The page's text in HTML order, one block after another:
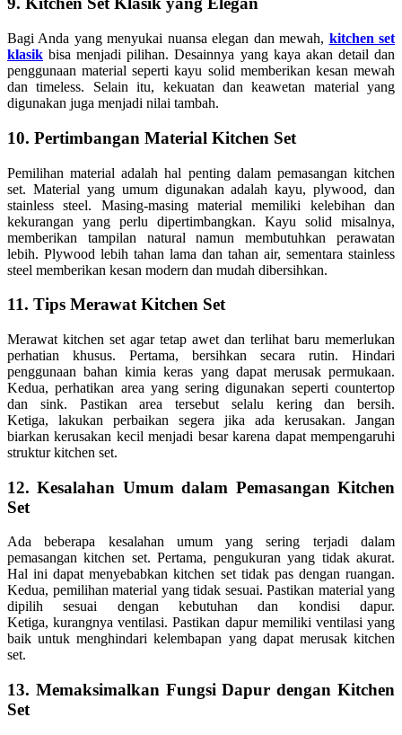
Bagi Anda yang menyukai nuansa elegan dan mewah, kitchen set
klasik bisa menjadi pilihan. Desainnya yang kaya akan detail dan
penggunaan material seperti kayu solid memberikan kesan mewah
dan timeless. Selain itu, kekuatan dan keawetan material yang
digunakan juga menjadi nilai tambah.
10. Pertimbangan Material Kitchen Set
Pemilihan material adalah hal penting dalam pemasangan kitchen
set. Material yang umum digunakan adalah kayu, plywood, dan
stainless steel. Masing-masing material memiliki kelebihan dan
kekurangan yang perlu dipertimbangkan. Kayu solid misalnya,
memberikan tampilan natural namun membutuhkan perawatan
lebih. Plywood lebih tahan lama dan tahan air, sementara stainless
steel memberikan kesan modern dan mudah dibersihkan.
11. Tips Merawat Kitchen Set
Merawat kitchen set agar tetap awet dan terlihat baru memerlukan
perhatian khusus. Pertama, bersihkan secara rutin. Hindari
penggunaan bahan kimia keras yang dapat merusak permukaan.
Kedua, perhatikan area yang sering digunakan seperti countertop
dan sink. Pastikan area tersebut selalu kering dan bersih.
Ketiga, lakukan perbaikan segera jika ada kerusakan. Jangan
biarkan kerusakan kecil menjadi besar karena dapat mempengaruhi
struktur kitchen set.
12. Kesalahan Umum dalam Pemasangan Kitchen
Set
Ada beberapa kesalahan umum yang sering terjadi dalam
pemasangan kitchen set. Pertama, pengukuran yang tidak akurat.
Hal ini dapat menyebabkan kitchen set tidak pas dengan ruangan.
Kedua, pemilihan material yang tidak sesuai. Pastikan material yang
dipilih sesuai dengan kebutuhan dan kondisi dapur.
Ketiga, kurangnya ventilasi. Pastikan dapur memiliki ventilasi yang
baik untuk menghindari kelembapan yang dapat merusak kitchen
set.
13. Memaksimalkan Fungsi Dapur dengan Kitchen
Set